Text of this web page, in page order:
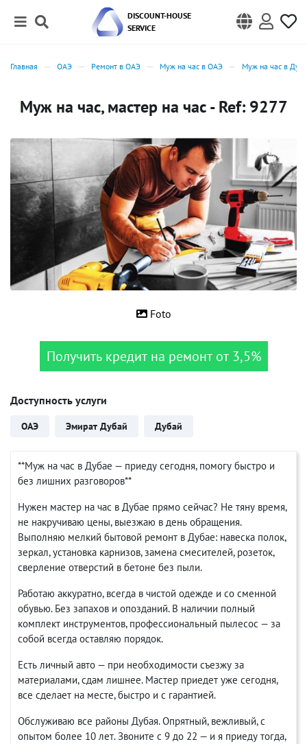
DISCOUNT-HOUSE
SERVICE
Главная ОАЭ Ремонт в ОАЭ Муж на час в ОАЭ Муж на час в
Муж на час, мастер на час - Ref: 9277
Foto
Получить кредит на ремонт от 3,5%
Доступность услуги
ОАЭ Эмират Дубай Дубай
**Муж на час в Дубае — приеду сегодня, помогу быстро и
без лишних разговоров**
Нужен мастер на час в Дубае прямо сейчас? Не тяну время,
не накручиваю цены, выезжаю в день обращения.
Выполняю мелкий бытовой ремонт в Дубае: навеска полок,
зеркал, установка карнизов, замена смесителей, розеток,
сверление отверстий в бетоне без пыли.
Работаю аккуратно, всегда в чистой одежде и со сменной
обувью. Без запахов и опозданий. В наличии полный
комплект инструментов, профессиональный пылесос — за
собой всегда оставляю порядок.
Есть личный авто — при необходимости съезжу за
материалами, сдам лишнее. Мастер приедет уже сегодня,
все сделает на месте, быстро и с гарантией.
Обслуживаю все районы Дубая. Опрятный, вежливый, с
опытом более 10 лет. Звоните с 9 до 22 — и я приеду тогда,